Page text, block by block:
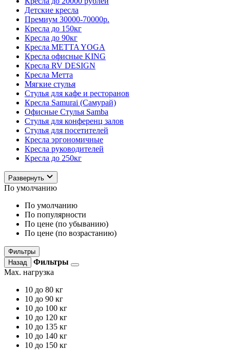
Детские кресла
Премиум 30000-70000р.
Кресла до 150кг
Кресла до 90кг
Кресла METTA YOGA
Кресла офисные KING
Кресла RV DESIGN
Кресла Метта
Мягкие стулья
Стулья для кафе и ресторанов
Кресла Samurai (Самурай)
Офисные Стулья Samba
Стулья для конференц залов
Стулья для посетителей
Кресла эргономичные
Кресла руководителей
Кресла до 250кг
Развернуть
По умолчанию
По умолчанию
По популярности
По цене (по убыванию)
По цене (по возрастанию)
Фильтры
Назад
Фильтры
Max. нагрузка
10 до 80 кг
10 до 90 кг
10 до 100 кг
10 до 120 кг
10 до 135 кг
10 до 140 кг
10 до 150 кг